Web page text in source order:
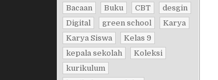
Bacaan
Buku CBT
desgin
Digital
green school
Karya
Karya Siswa
Kelas 9
kepala sekolah
Koleksi
kurikulum